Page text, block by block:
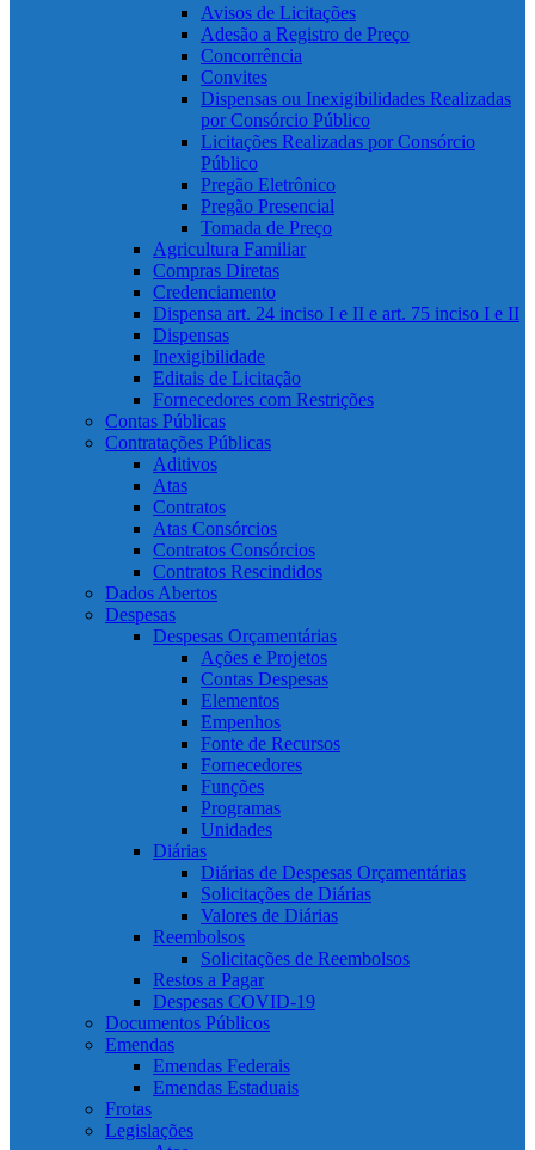
Avisos de Licitações
Adesão a Registro de Preço
Concorrência
Convites
Dispensas ou Inexigibilidades Realizadas
por Consórcio Público
Licitações Realizadas por Consórcio
Público
Pregão Eletrônico
Pregão Presencial
Tomada de Preço
Agricultura Familiar
Compras Diretas
Credenciamento
Dispensa art. 24 inciso I e II e art. 75 inciso I e II
Dispensas
Inexigibilidade
Editais de Licitação
Fornecedores com Restrições
Contas Públicas
Contratações Públicas
Aditivos
Atas
Contratos
Atas Consórcios
Contratos Consórcios
Contratos Rescindidos
Dados Abertos
Despesas
Despesas Orçamentárias
Ações e Projetos
Contas Despesas
Elementos
Empenhos
Fonte de Recursos
Fornecedores
Funções
Programas
Unidades
Diárias
Diárias de Despesas Orçamentárias
Solicitações de Diárias
Valores de Diárias
Reembolsos
Solicitações de Reembolsos
Restos a Pagar
Despesas COVID-19
Documentos Públicos
Emendas
Emendas Federais
Emendas Estaduais
Frotas
Legislações